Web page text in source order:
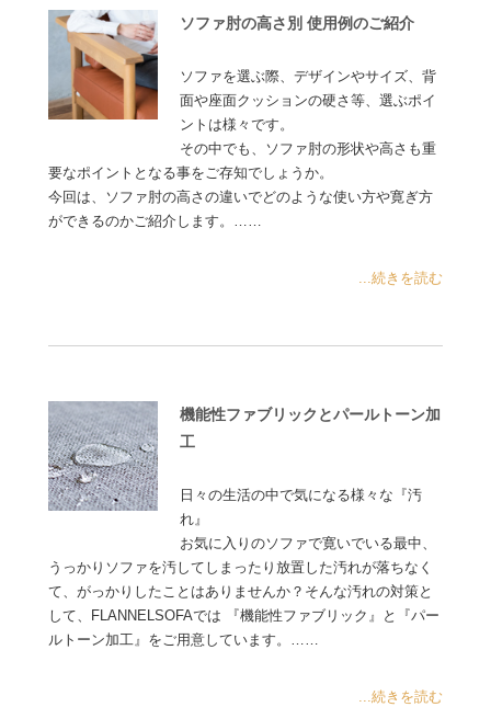
ソファ肘の高さ別 使用例のご紹介
ソファを選ぶ際、デザインやサイズ、背
面や座面クッションの硬さ等、選ぶポイ
ントは様々です。
その中でも、ソファ肘の形状や高さも重
要なポイントとなる事をご存知でしょうか。
今回は、ソファ肘の高さの違いでどのような使い方や寛ぎ方
ができるのかご紹介します。……
...続きを読む
機能性ファブリックとパールトーン加
工
日々の生活の中で気になる様々な『汚
れ』
お気に入りのソファで寛いでいる最中、
うっかりソファを汚してしまったり放置した汚れが落ちなく
て、がっかりしたことはありませんか？そんな汚れの対策と
して、FLANNELSOFAでは 『機能性ファブリック』と『パー
ルトーン加工』をご用意しています。……
...続きを読む